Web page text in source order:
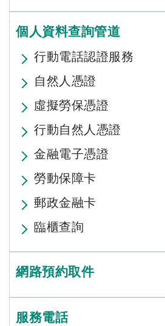
個人資料查詢管道
行動電話認證服務
自然人憑證
虛擬勞保憑證
行動自然人憑證
金融電子憑證
勞動保障卡
郵政金融卡
臨櫃查詢
網路預約取件
服務電話